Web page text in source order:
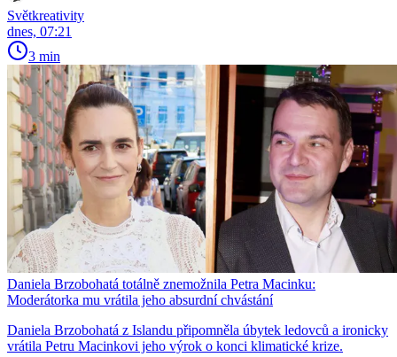
Světkreativity
dnes, 07:21
3 min
Daniela Brzobohatá totálně znemožnila Petra Macinku:
Moderátorka mu vrátila jeho absurdní chvástání
Daniela Brzobohatá z Islandu připomněla úbytek ledovců a ironicky
vrátila Petru Macinkovi jeho výrok o konci klimatické krize.